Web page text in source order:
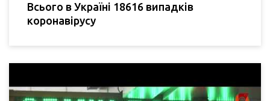
Всього в Україні 18616 випадків
коронавірусу